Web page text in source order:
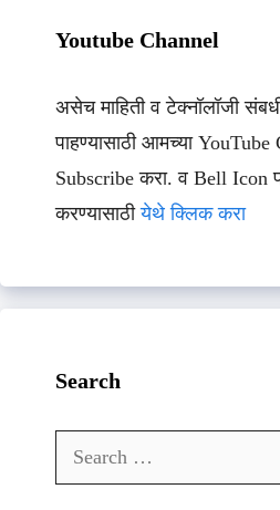
Youtube Channel
असेच माहिती व टेक्नॉलॉजी
पाहण्यासाठी आमच्या YouTube
Subscribe करा. व Bell Icon
करण्यासाठीयेथे क्लिक करा
Search
Search
for: